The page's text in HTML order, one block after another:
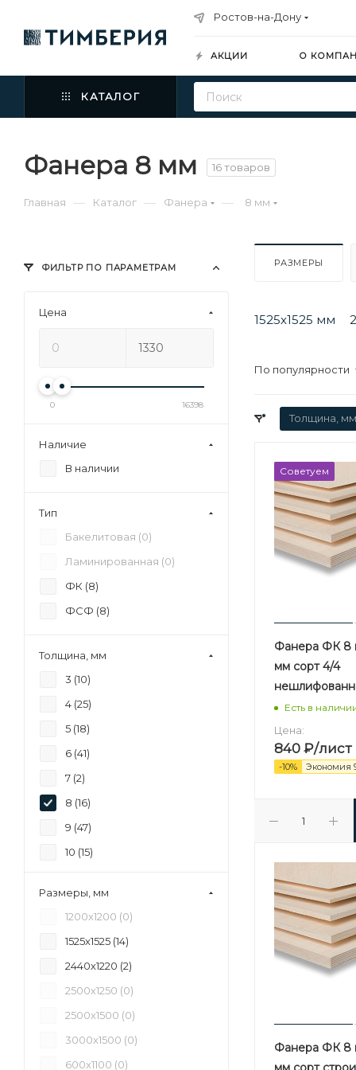
Ростов-на-Дону
АКЦИИ О
КАТАЛОГ
Фанера 8 мм 16 товаров
Главная — Каталог — Фанера — 8 мм
РАЗМЕРЫ
1525х1525 мм
По популярности
Толщина,
Советуем
Фанера ФК 8
мм сорт 4/4
Есть в
Цена:
840 ₽/лист
-10% Экономия
Фанера ФК 8
ФИЛЬТР ПО ПАРАМЕТРАМ
Цена
0 16398
Наличие
В наличии
Тип
Бакелитовая (0)
Ламинированная (0)
ФК (8)
ФСФ (8)
Толщина, мм
3 (10)
4 (25)
5 (18)
6 (41)
7 (2)
8 (16)
9 (47)
10 (15)
12 (
53
Размеры, мм
1200х1200 (0)
1525х1525 (14)
2440х1220 (2)
2500х1250 (0)
2500х1500 (0)
3000х1500 (0)
600х1100 (0)